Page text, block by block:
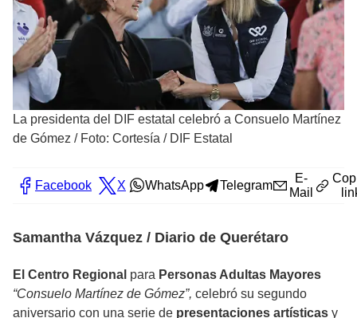
La presidenta del DIF estatal celebró a Consuelo Martínez
de Gómez / Foto: Cortesía / DIF Estatal
Facebook X WhatsApp Telegram
E-
Mail
Samantha Vázquez / Diario de Querétaro
El Centro Regional para Personas Adultas Mayores
“Consuelo Martínez de Gómez”, celebró su segundo
aniversario con una serie de presentaciones artísticas y